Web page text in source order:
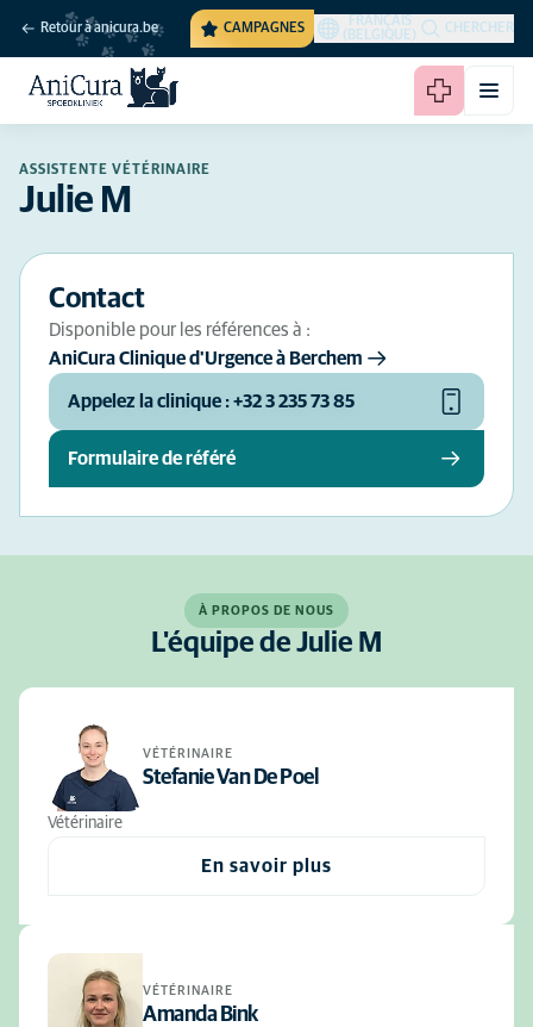
Retour à anicura.be CAMPAGNES
FRANÇAIS
(BELGIQUE)
CHERCHER
ASSISTENTE VÉTÉRINAIRE
Julie M
Contact
Disponible pour les références à :
AniCura Clinique d'Urgence à Berchem
Appelez la clinique : +32 3 235 73 85
Formulaire de référé
À PROPOS DE NOUS
L'équipe de Julie M
VÉTÉRINAIRE
Stefanie Van De Poel
Vétérinaire
En savoir plus
VÉTÉRINAIRE
Amanda Bink